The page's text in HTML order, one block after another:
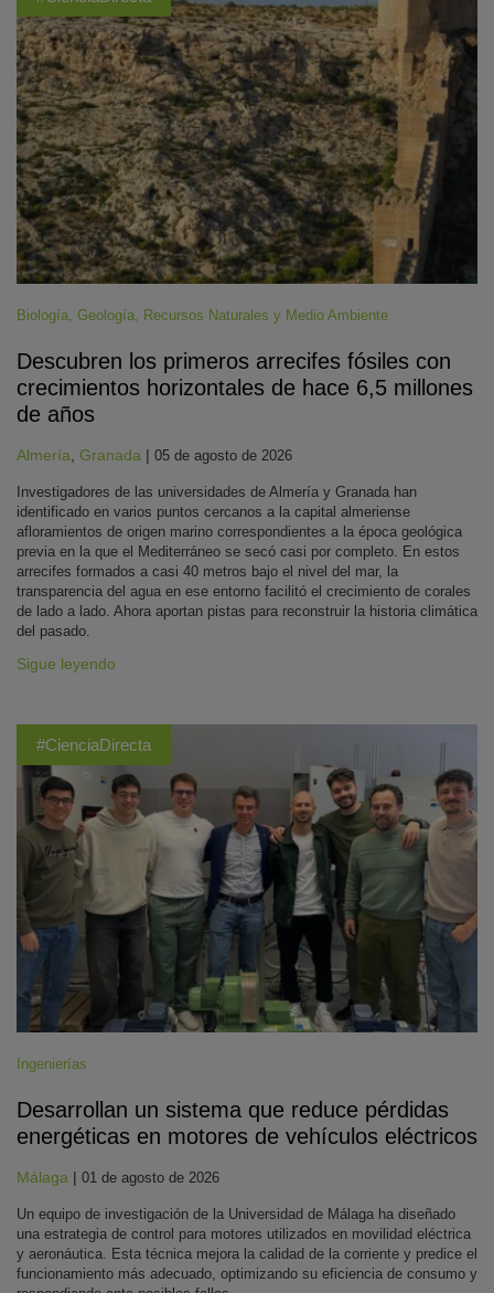
Biología, Geología, Recursos Naturales y Medio Ambiente
Descubren los primeros arrecifes fósiles con
crecimientos horizontales de hace 6,5 millones
de años
Almería Granada | 05 de agosto de 2026
Investigadores de las universidades de Almería y Granada han
identificado en varios puntos cercanos a la capital almeriense
afloramientos de origen marino correspondientes a la época geológica
previa en la que el Mediterráneo se secó casi por completo. En estos
arrecifes formados a casi 40 metros bajo el nivel del mar, la
transparencia del agua en ese entorno facilitó el crecimiento de corales
de lado a lado. Ahora aportan pistas para reconstruir la historia climática
del pasado.
Sigue leyendo
#CienciaDirecta
Ingenierías
Desarrollan un sistema que reduce pérdidas
energéticas en motores de vehículos eléctricos
Málaga | 01 de agosto de 2026
Un equipo de investigación de la Universidad de Málaga ha diseñado
una estrategia de control para motores utilizados en movilidad eléctrica
y aeronáutica. Esta técnica mejora la calidad de la corriente y predice el
funcionamiento más adecuado, optimizando su eficiencia de consumo y